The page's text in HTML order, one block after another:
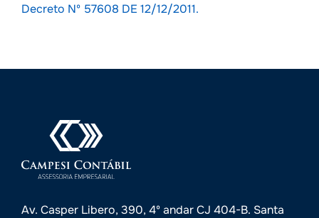
Decreto Nº 57608 DE 12/12/2011.
Av. Casper Libero, 390, 4º andar CJ 404-B. Santa